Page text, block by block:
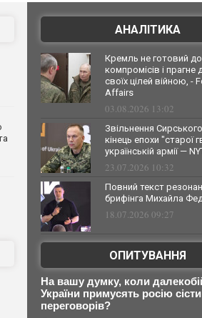
АНАЛІТИКА
Кремль не готовий до
компромісів і прагне
своїх цілей війною, -
Affairs
03.08.2026 13:02
Звільнення
кінець епохи "старої
українській армії —
23.07.2026 10:32
Повний текст
брифінга Михайла
18.07.2026 09:27
ОПИТУВАННЯ
На вашу думку, коли
України примусять росію сісти
переговорів?